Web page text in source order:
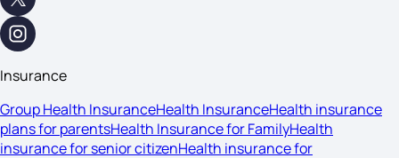
Insurance
Group Health InsuranceHealth InsuranceHealth insurance
plans for parentsHealth Insurance for FamilyHealth
insurance for senior citizenHealth insurance for